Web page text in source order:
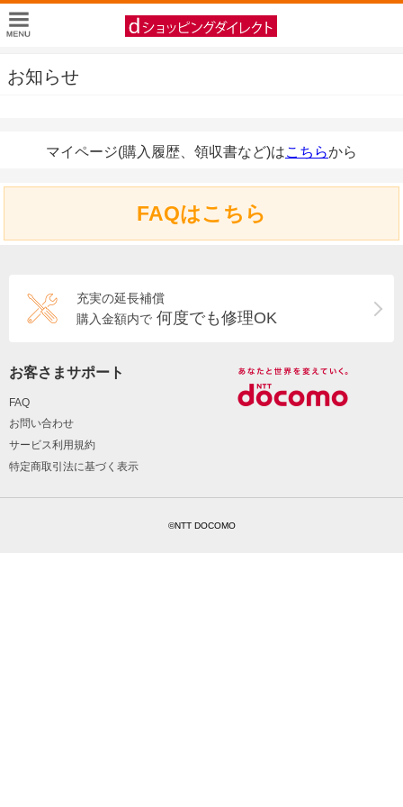
お知らせ
マイページ(購入履歴、領収書など)はこちらから
FAQはこちら
充実の延長補償
購入金額内で 何度でも修理OK
お客さまサポート
FAQ
お問い合わせ
サービス利用規約
特定商取引法に基づく表示
©NTT DOCOMO